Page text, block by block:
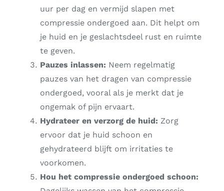
uur per dag en vermijd slapen met
compressie ondergoed aan. Dit helpt om
je huid en je geslachtsdeel rust en ruimte
te geven.
Pauzes inlassen: Neem regelmatig
pauzes van het dragen van compressie
ondergoed, vooral als je merkt dat je
ongemak of pijn ervaart.
Hydrateer en verzorg de huid: Zorg
ervoor dat je huid schoon en
gehydrateerd blijft om irritaties te
voorkomen.
Hou het compressie ondergoed schoon: